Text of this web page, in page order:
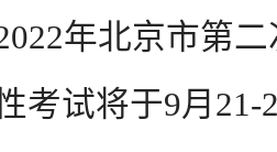
年北京市第二
考试将于9月